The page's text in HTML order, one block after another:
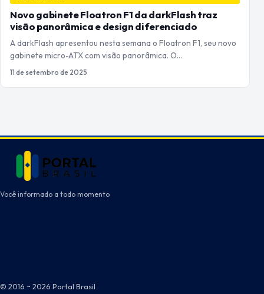
Novo gabinete Floatron F1 da darkFlash traz
visão panorâmica e design diferenciado
A darkFlash apresentou nesta semana o Floatron F1, seu novo
gabinete micro-ATX com visão panorâmica. O…
11 de setembro de 2025
Você informado a todo momento
© 2016 ~ 2026 Portal Brasil